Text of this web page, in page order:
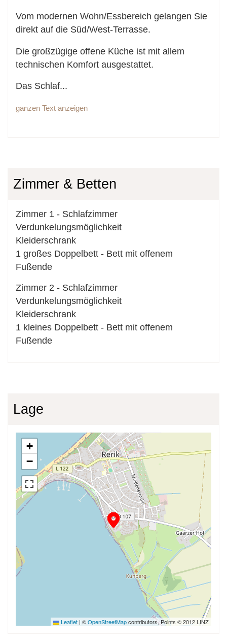
Vom modernen Wohn/Essbereich gelangen Sie
direkt auf die Süd/West-Terrasse.
Die großzügige offene Küche ist mit allem
technischen Komfort ausgestattet.
Das Schlaf...
ganzen Text anzeigen
Zimmer & Betten
Zimmer 1 - Schlafzimmer
Verdunkelungsmöglichkeit
Kleiderschrank
1 großes Doppelbett - Bett mit offenem
Fußende
Zimmer 2 - Schlafzimmer
Verdunkelungsmöglichkeit
Kleiderschrank
1 kleines Doppelbett - Bett mit offenem
Fußende
Lage
+
−
Leaflet | ©OpenStreetMapcontributors, Points © 2012 LINZ